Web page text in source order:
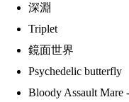
深淵
Triplet
鏡面世界
Psychedelic butterfly
Bloody Assault Mare